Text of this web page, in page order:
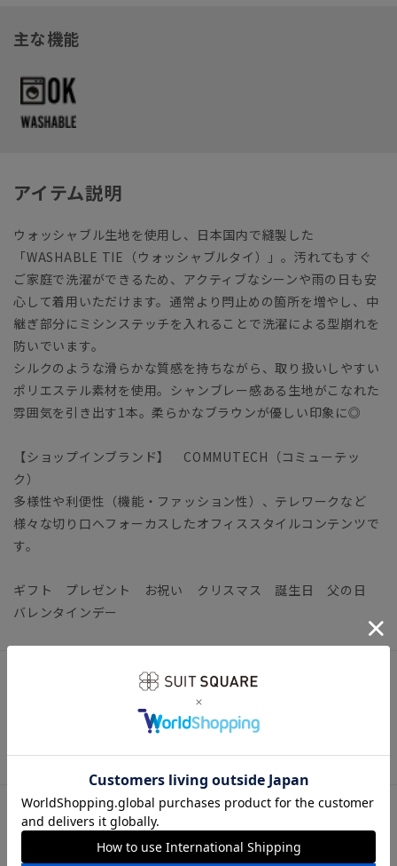
主な機能
アイテム説明
ウォッシャブル生地を使用し、日本国内で縫製した
「WASHABLE TIE（ウォッシャブルタイ）」。汚れてもすぐ
ご家庭で洗濯ができるため、アクティブなシーンや雨の日も安
心して着用いただけます。通常より閂止めの箇所を増やし、中
継ぎ部分にミシンステッチを入れることで洗濯による型崩れを
防いでいます。
シルクのような滑らかな質感を持ちながら、取り扱いしやすい
ポリエステル素材を使用。シャンブレー感ある生地がこなれた
雰囲気を引き出す1本。柔らかなブラウンが優しい印象に◎
【ショップインブランド】 COMMUTECH（コミューテッ
ク）
多様性や利便性（機能・ファッション性）、テレワークなど
様々な切り口へフォーカスしたオフィススタイルコンテンツで
す。
ギフト プレゼント お祝い クリスマス 誕生日 父の日
バレンタインデー
【洗濯表示】洗濯機可（お洗濯の際は、中性洗剤を使用しネッ
サイズ詳細
全長143.0cm 大剣幅7.5cm